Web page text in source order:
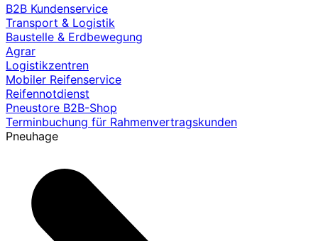
B2B Kundenservice
Transport & Logistik
Baustelle & Erdbewegung
Agrar
Logistikzentren
Mobiler Reifenservice
Reifennotdienst
Pneustore B2B-Shop
Terminbuchung für Rahmenvertragskunden
Pneuhage